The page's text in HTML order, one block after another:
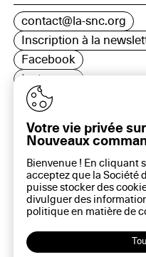
contact@la-snc.org
Inscription à la
Facebook
Instagram
LinkedIn
16 rue Rambuteau,
Plan du site
Aide sur ce site
Gestion des cookies
Politique de
Mentions légales
Votre vie privée
Nouveaux
Bienvenue ! En cliquant
acceptez que la Société
puisse stocker des
divulguer des
politique en matière de